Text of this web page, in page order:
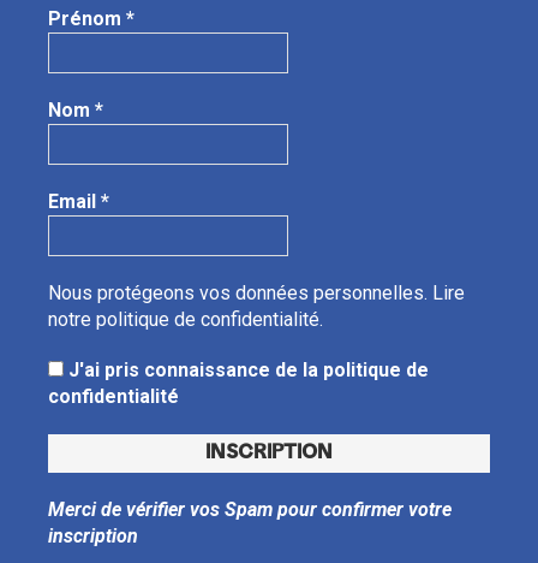
Prénom *
Nom *
Email *
Nous protégeons vos données personnelles. Lire
notre politique de confidentialité.
J'ai pris connaissance de la politique de
confidentialité
Merci de vérifier vos Spam pour confirmer votre
inscription